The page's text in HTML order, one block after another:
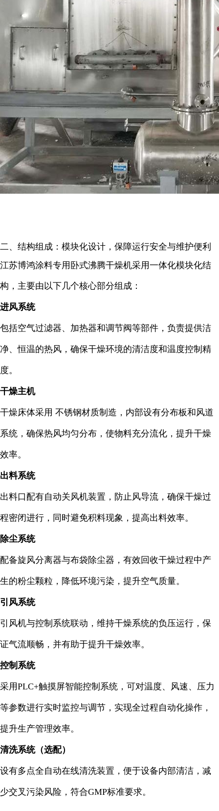
二、结构组成：模块化设计，保障运行安全与维护便利
江苏博鸿涂料专用卧式沸腾干燥机采用一体化模块化结
构，主要由以下几个核心部分组成：
进风系统
包括空气过滤器、加热器和调节阀等部件，负责提供洁
净、恒温的热风，确保干燥环境的清洁度和温度控制精
度。
干燥主机
干燥床体采用 不锈钢材质制造，内部设有分布板和风道
系统，确保热风均匀分布，使物料充分流化，提升干燥
效率。
出料系统
出料口配有自动关风机装置，防止风导流，确保干燥过
程密闭进行，同时避免积料现象，提高出料效率。
除尘系统
配备旋风分离器与布袋除尘器，有效回收干燥过程中产
生的粉尘颗粒，降低环境污染，提升空气质量。
引风系统
引风机与控制系统联动，维持干燥系统的负压运行，保
证气流顺畅，并有助于提升干燥效率。
控制系统
采用PLC+触摸屏智能控制系统，可对温度、风速、压力
等参数进行实时监控与调节，实现全过程自动化操作，
提升生产管理效率。
清洗系统（选配）
设有多点全自动在线清洗装置，便于设备内部清洁，减
少交叉污染风险，符合GMP标准要求。